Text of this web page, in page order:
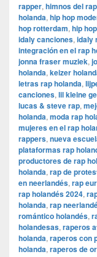
rapper, himnos del
holanda, hip hop
hop rotterdam, hip
idaly canciones, idaly
integración en el rap
jonna fraser muziek,
holanda, keizer
letras rap holanda,
canciones, lil kleine
lucas & steve rap,
holanda, moda rap
mujeres en el rap
rappers, nueva
plataformas rap
productores de rap
holanda, rap de
en neerlandés, rap
rap holandés 2024,
holanda, rap
romántico holandés,
holandesas, raperos
holanda, raperos con
holanda, raperos de